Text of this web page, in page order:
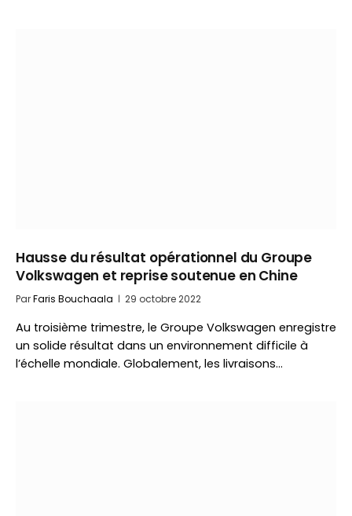
Hausse du résultat opérationnel du Groupe
Volkswagen et reprise soutenue en Chine
ParFaris Bouchaala 29 octobre 2022
Au troisième trimestre, le Groupe Volkswagen enregistre
un solide résultat dans un environnement difficile à
l’échelle mondiale. Globalement, les livraisons…